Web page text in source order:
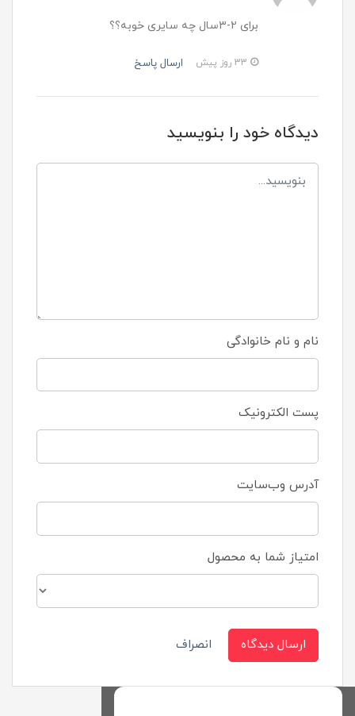
برای ۲-۳سال چه سایری خوبه؟؟
ارسال پاسخ
دیدگاه خود را بنویسید
نام و نام خانوادگی
پست الکترونیک
آدرس وب‌سایت
امتیاز شما به محصول
ارسال دیدگاه انصراف